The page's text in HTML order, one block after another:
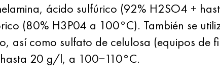
ácido sulfúrico (92% H2SO4 +
(80% H3P04 a 100°C). También se
así como sulfato de celulosa (equipos de
20 g/l, a 100−110°C.